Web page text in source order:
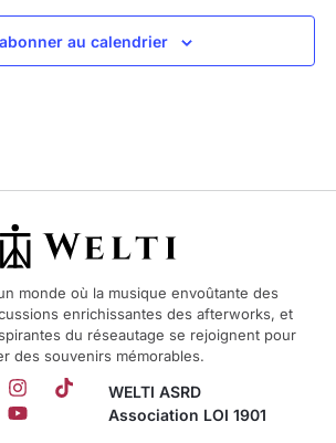
au calendrier
monde où la musique envoûtante des
enrichissantes des afterworks, et
du réseautage se rejoignent pour
des souvenirs mémorables.
WELTI ASRD
Association LOI 1901